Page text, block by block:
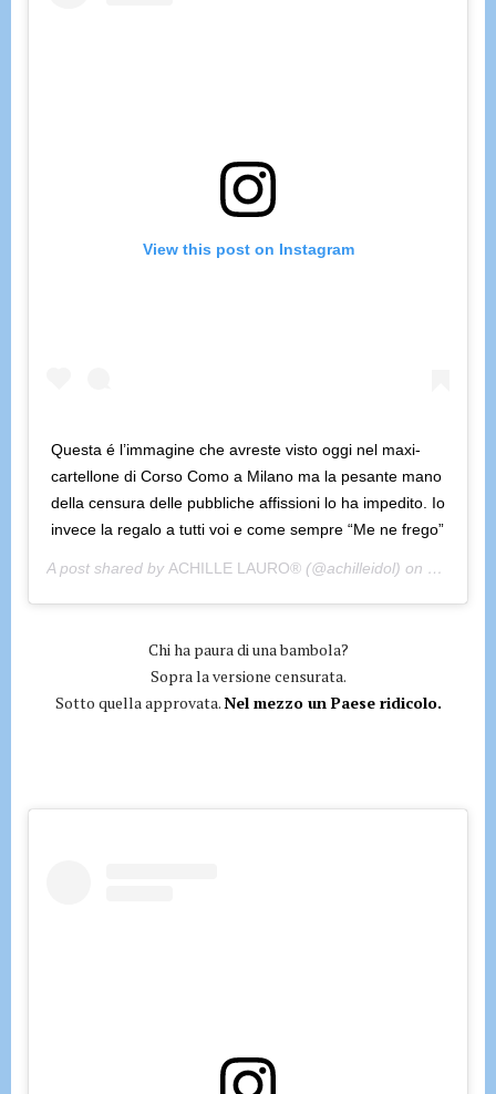
View this post on Instagram
Questa é l’immagine che avreste visto oggi nel maxi-
cartellone di Corso Como a Milano ma la pesante mano
della censura delle pubbliche affissioni lo ha impedito. Io
invece la regalo a tutti voi e come sempre “Me ne frego”
A post shared by ACHILLE LAURO® (@achilleidol) on Jul 22,
Chi ha paura di una bambola?
Sopra la versione censurata.
Sotto quella approvata.Nel mezzo un Paese ridicolo.